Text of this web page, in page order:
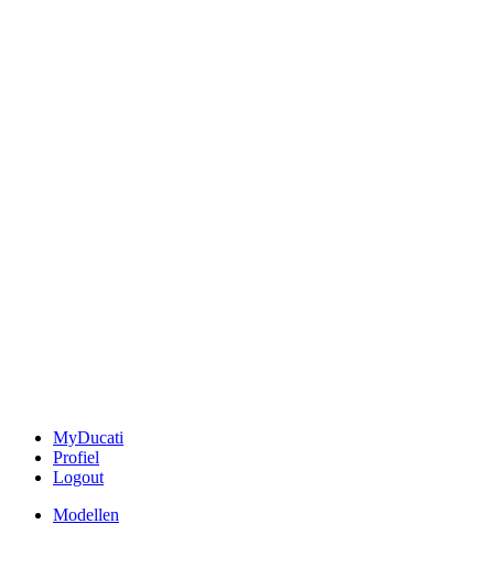
MyDucati
Profiel
Logout
Modellen